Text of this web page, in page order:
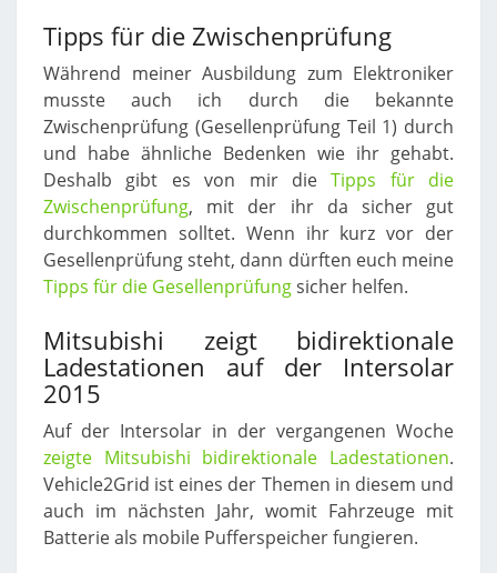
Tipps für die Zwischenprüfung
Während meiner Ausbildung zum Elektroniker
musste auch ich durch die bekannte
Zwischenprüfung (Gesellenprüfung Teil 1) durch
und habe ähnliche Bedenken wie ihr gehabt.
Deshalb gibt es von mir dieTipps für die
Zwischenprüfung, mit der ihr da sicher gut
durchkommen solltet. Wenn ihr kurz vor der
Gesellenprüfung steht, dann dürften euch meine
Tipps für die Gesellenprüfungsicher helfen.
Mitsubishi zeigt bidirektionale
Ladestationen auf der Intersolar
2015
Auf der Intersolar in der vergangenen Woche
zeigte Mitsubishi bidirektionale Ladestationen.
Vehicle2Grid ist eines der Themen in diesem und
auch im nächsten Jahr, womit Fahrzeuge mit
Batterie als mobile Pufferspeicher fungieren.